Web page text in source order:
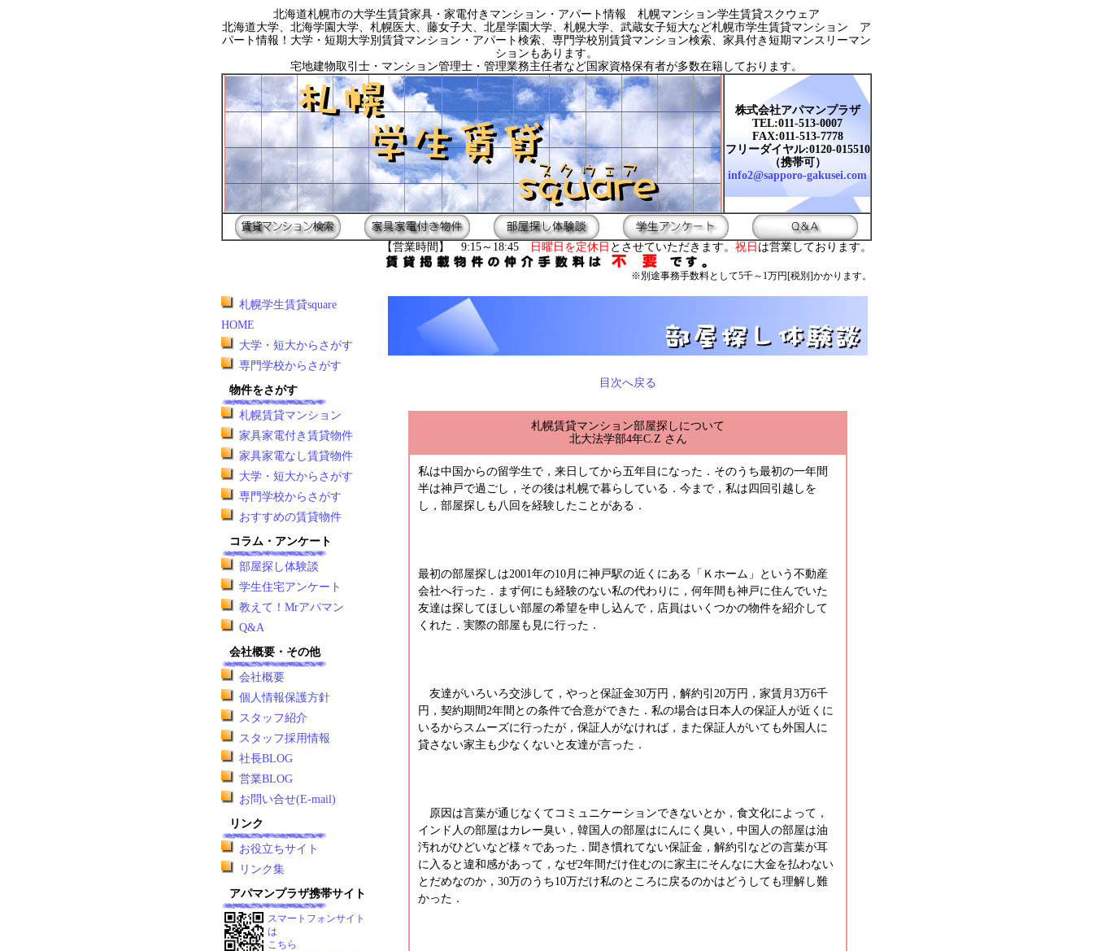
北海道札幌市の大学生賃貸家具・家電付きマンション・アパート情報 札幌マンション学生賃貸スクウェア
北海道大学、北海学園大学、札幌医大、藤女子大、北星学園大学、札幌大学、武蔵女子短大など札幌市学生賃貸マンション ア
パート情報！大学・短期大学別賃貸マンション・アパート検索、専門学校別賃貸マンション検索、家具付き短期マンスリーマン
ションもあります。
宅地建物取引士・マンション管理士・管理業務主任者など国家資格保有者が多数在籍しております。
株式会社アパマンプラザ
TEL:011-513-0007
FAX:011-513-7778
フリーダイヤル:0120-015510
（携帯可）
info2@sapporo-gakusei.com
【営業時間】 9:15～18:45 日曜日を定休日 とさせていただきます。 祝日 は営業しております。
※別途事務手数料として5千～1万円[税別]かかります。
目次へ戻る
札幌賃貸マンション部屋探しについて
北大法学部4年C.Z さん
私は中国からの留学生で，来日してから五年目になった．そのうち最初の一年間
半は神戸で過ごし，その後は札幌で暮らしている．今まで，私は四回引越しを
し，部屋探しも八回を経験したことがある．
最初の部屋探しは2001年の10月に神戸駅の近くにある「Ｋホーム」という不動産
会社へ行った．まず何にも経験のない私の代わりに，何年間も神戸に住んでいた
友達は探してほしい部屋の希望を申し込んで，店員はいくつかの物件を紹介して
くれた．実際の部屋も見に行った．
友達がいろいろ交渉して，やっと保証金30万円，解約引20万円，家賃月3万6千
円，契約期間2年間との条件で合意ができた．私の場合は日本人の保証人が近くに
いるからスムーズに行ったが，保証人がなければ，また保証人がいても外国人に
貸さない家主も少なくないと友達が言った．
原因は言葉が通じなくてコミュニケーションできないとか，食文化によって，
インド人の部屋はカレー臭い，韓国人の部屋はにんにく臭い，中国人の部屋は油
汚れがひどいなど様々であった．聞き慣れてない保証金，解約引などの言葉が耳
に入ると違和感があって，なぜ2年間だけ住むのに家主にそんなに大金を払わない
とだめなのか，30万のうち10万だけ私のところに戻るのかはどうしても理解し難
かった．
札幌学生賃貸square
HOME
大学・短大からさがす
専門学校からさがす
物件をさがす
札幌賃貸マンション
家具家電付き賃貸物件
家具家電なし賃貸物件
大学・短大からさがす
専門学校からさがす
おすすめの賃貸物件
コラム・アンケート
部屋探し体験談
学生住宅アンケート
教えて！Mrアパマン
Q&A
会社概要・その他
会社概要
個人情報保護方針
スタッフ紹介
スタッフ採用情報
社長BLOG
営業BLOG
お問い合せ(E-mail)
リンク
お役立ちサイト
リンク集
アパマンプラザ携帯サイト
スマートフォンサイト
は
こちら